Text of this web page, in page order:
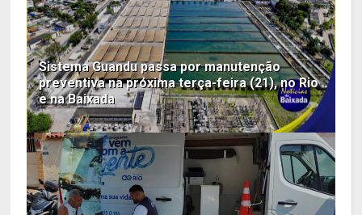
Sistema Guandu passa por manutenção
preventiva na próxima terça-feira (21), no Rio
e na Baixada